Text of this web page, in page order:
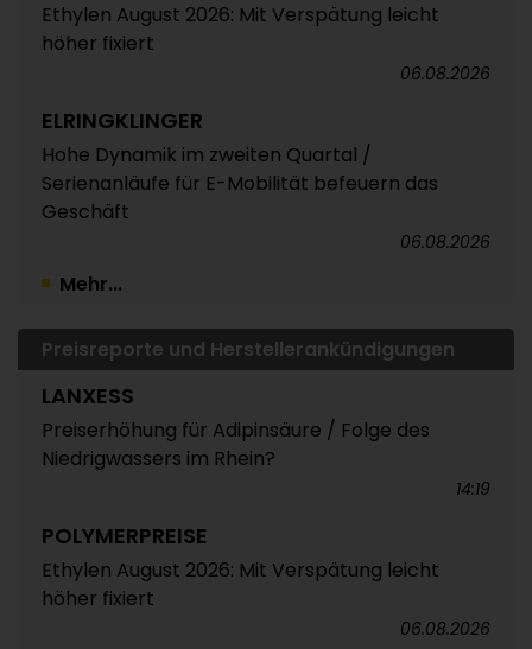
Ethylen August 2026: Mit Verspätung leicht
höher fixiert
06.08.2026
ELRINGKLINGER
Hohe Dynamik im zweiten Quartal /
Serienanläufe für E-Mobilität befeuern das
Geschäft
06.08.2026
Mehr...
Preisreporte und Herstellerankündigungen
LANXESS
Preiserhöhung für Adipinsäure / Folge des
Niedrigwassers im Rhein?
14:19
POLYMERPREISE
Ethylen August 2026: Mit Verspätung leicht
höher fixiert
06.08.2026